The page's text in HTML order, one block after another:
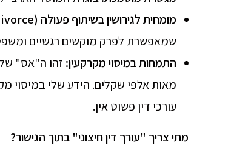
מומחית לגירושין בשיתוף פעולה (Collaborative Divorce):
שמאפשרת לפרק מוקשים רגשיים
התמחות במיסוי מקרקעין: זהו ה"אס"
מאות אלפי שקלים. הידע שלי במיסוי
עורכי דין פשוט אין.
מתי צריך "עורך דין חיצוני" בתוך הגישור?